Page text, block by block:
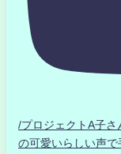
/プロジェクトA子
の可愛いらしい声